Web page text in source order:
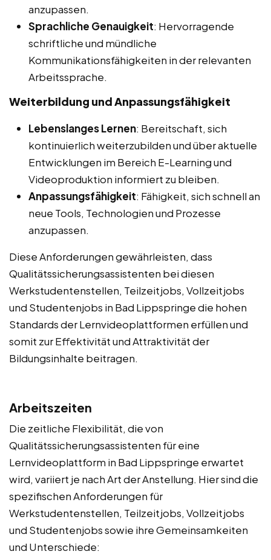
anzupassen.
Sprachliche Genauigkeit: Hervorragende
schriftliche und mündliche
Kommunikationsfähigkeiten in der relevanten
Arbeitssprache.
Weiterbildung und Anpassungsfähigkeit
Lebenslanges Lernen: Bereitschaft, sich
kontinuierlich weiterzubilden und über aktuelle
Entwicklungen im Bereich E-Learning und
Videoproduktion informiert zu bleiben.
Anpassungsfähigkeit: Fähigkeit, sich schnell an
neue Tools, Technologien und Prozesse
anzupassen.
Diese Anforderungen gewährleisten, dass
Qualitätssicherungsassistenten bei diesen
Werkstudentenstellen, Teilzeitjobs, Vollzeitjobs
und Studentenjobs in Bad Lippspringe die hohen
Standards der Lernvideoplattformen erfüllen und
somit zur Effektivität und Attraktivität der
Bildungsinhalte beitragen.
Arbeitszeiten
Die zeitliche Flexibilität, die von
Qualitätssicherungsassistenten für eine
Lernvideoplattform in Bad Lippspringe erwartet
wird, variiert je nach Art der Anstellung. Hier sind die
spezifischen Anforderungen für
Werkstudentenstellen, Teilzeitjobs, Vollzeitjobs
und Studentenjobs sowie ihre Gemeinsamkeiten
und Unterschiede: